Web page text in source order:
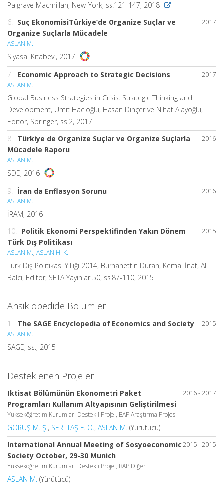
Palgrave Macmillan, New-York, ss.121-147, 2018
2017
6. Suç EkonomisiTürkiye’de Organize Suçlar ve
Organize Suçlarla Mücadele
ASLAN M.
Siyasal Kitabevi, 2017
2017
7. Economic Approach to Strategic Decisions
ASLAN M.
Global Business Strategies in Crisis. Strategic Thinking and
Development, Ümit Hacıoğlu, Hasan Dinçer ve Nihat Alayoğlu,
Editör, Springer, ss.2, 2017
2016
8.
Türkiye de Organize Suçlar ve Organize Suçlarla
Mücadele Raporu
ASLAN M.
SDE, 2016
2016
9. İran da Enflasyon Sorunu
ASLAN M.
İRAM, 2016
2015
10.
Politik Ekonomi Perspektifinden Yakın Dönem
Türk Dış Politikası
ASLAN M., ASLAN H. K.
Türk Dış Politikası Yıllığı 2014, Burhanettin Duran, Kemal İnat, Ali
Balcı, Editör, SETA Yayınlar 50, ss.87-110, 2015
Ansiklopedide Bölümler
2015
1. The SAGE Encyclopedia of Economics and Society
ASLAN M.
SAGE, ss., 2015
Desteklenen Projeler
2016 - 2017
İktisat Bölümünün Ekonometri Paket
Programları Kullanım Altyapısının Geliştirilmesi
Yükseköğretim Kurumları Destekli Proje , BAP Araştırma Projesi
GÖRÜŞ M. Ş. , SERTTAŞ F. Ö. , ASLAN M. (Yürütücü)
2015 - 2015
International Annual Meeting of Sosyoeconomic
Society October, 29-30 Munich
Yükseköğretim Kurumları Destekli Proje , BAP Diğer
ASLAN M. (Yürütücü)